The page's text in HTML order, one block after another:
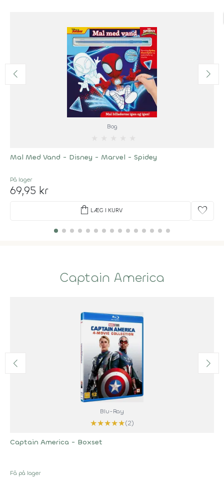
Bog
Mal Med Vand - Disney - Marvel - Spidey
På lager
69,95 kr
shopping_bag LÆG I KURV favorite
Captain America
Blu-Ray
★★★★★(2)
Captain America - Boxset
Få på lager